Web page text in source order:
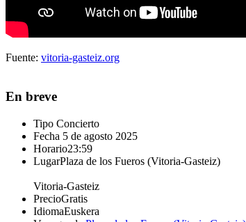
Fuente: vitoria-gasteiz.org
En breve
Tipo Concierto
Fecha 5 de agosto 2025
Horario23:59
LugarPlaza de los Fueros (Vitoria-Gasteiz)
Vitoria-Gasteiz
PrecioGratis
IdiomaEuskera